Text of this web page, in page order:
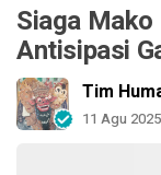
Siaga
Antisipasi
Tim
11 Agu 2025